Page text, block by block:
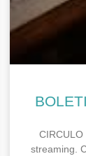
CIRCULO
streaming.